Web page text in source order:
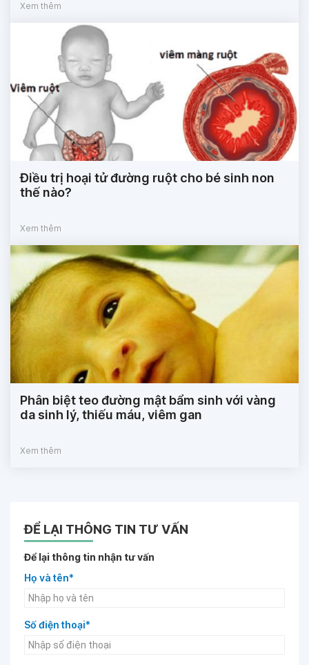
Xem thêm
Điều trị hoại tử đường ruột cho bé sinh non
thế nào?
Xem thêm
Phân biệt teo đường mật bẩm sinh với vàng
da sinh lý, thiếu máu, viêm gan
Xem thêm
ĐỂ LẠI THÔNG TIN TƯ VẤN
Để lại thông tin nhận tư vấn
Họ và tên*
Số điện thoại*